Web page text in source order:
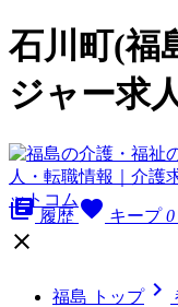
石川町(福
ジャー求
library_books 履歴 favorite キープ 0

福島 トップ